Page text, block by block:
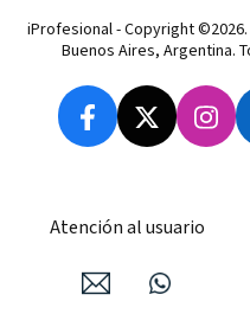
iProfesional - Copyright
Buenos Aires, Argentina.
Atención al usuario